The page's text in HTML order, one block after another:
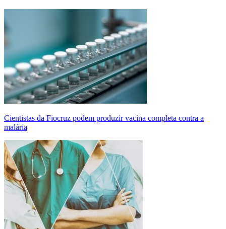
Cientistas da Fiocruz podem produzir vacina completa contra a
malária